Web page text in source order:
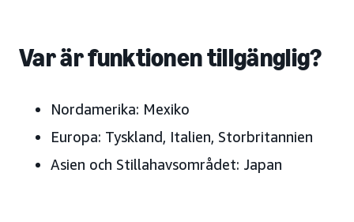
Var är funktionen tillgänglig?
Nordamerika: Mexiko
Europa: Tyskland, Italien, Storbritannien
Asien och Stillahavsområdet: Japan